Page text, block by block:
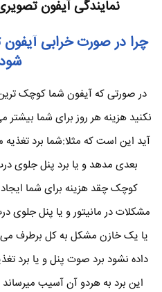
نمایندگی آیفون
چرا در صورت خرابی
در صورتی که آیفون شما کوچک
نکنید هزینه هر روز برای شما
آید این است که مثلا:شما برد
بعدی مدهد و یا برد پنل
کوچک چقد هزینه برای شما
مشکلات در مانیتور و یا پنل جلوی
یا یک خازن مشکل به کل برطرف
داده نشود برد صوت پنل و یا برد
این برد به هردو آن آسیب